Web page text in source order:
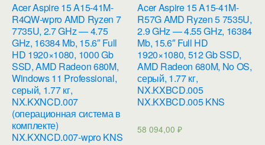
Acer Aspire 15 A15-41M-
R4QW-wpro AMD Ryzen 7
7735U, 2.7 GHz — 4.75
GHz, 16384 Mb, 15.6″ Full
HD 1920×1080, 1000 Gb
SSD, AMD Radeon 680M,
Windows 11 Professional,
серый, 1.77 кг,
NX.KXNCD.007
(операционная система в
комплекте)
NX.KXNCD.007-wpro KNS
Acer Aspire 15 A15-41M-
R57G AMD Ryzen 5 7535U,
2.9 GHz — 4.55 GHz, 16384
Mb, 15.6″ Full HD
1920×1080, 512 Gb SSD,
AMD Radeon 680M, No OS,
серый, 1.77 кг,
NX.KXBCD.005
NX.KXBCD.005 KNS
58 094,00₽